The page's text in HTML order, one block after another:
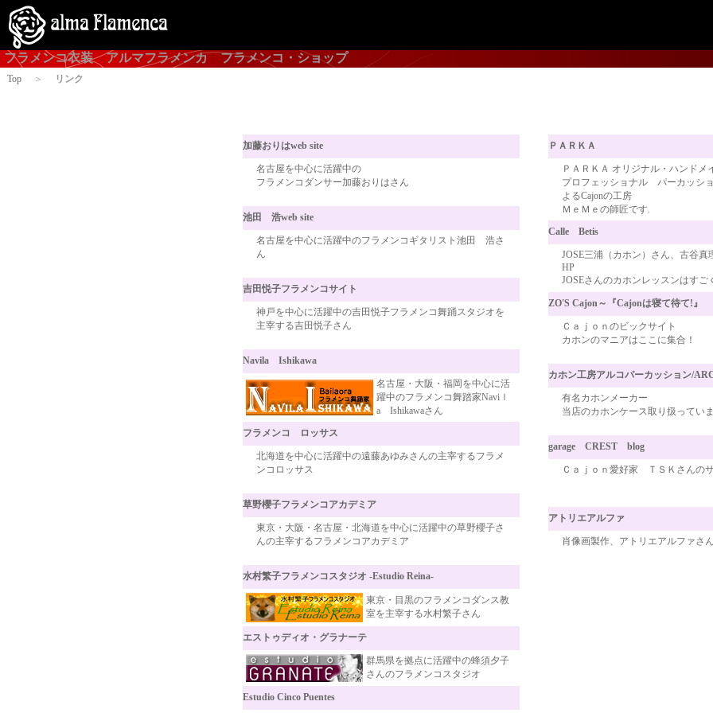
フラメンコ衣装 アルマフラメンカ フラメンコ・ショップ
Top ＞ リンク
加藤おりはweb site
名古屋を中心に活躍中の
フラメンコダンサー加藤おりはさん
池田 浩web site
名古屋を中心に活躍中のフラメンコギタリスト池田 浩さ
ん
吉田悦子フラメンコサイト
神戸を中心に活躍中の吉田悦子フラメンコ舞踊スタジオを
主宰する吉田悦子さん
Navila Ishikawa
名古屋・大阪・福岡を中心に活
躍中のフラメンコ舞踏家Naviｌ
a Ishikawaさん
フラメンコ ロッサス
北海道を中心に活躍中の遠藤あゆみさんの主宰するフラメ
ンコロッサス
草野櫻子フラメンコアカデミア
東京・大阪・名古屋・北海道を中心に活躍中の草野櫻子さ
んの主宰するフラメンコアカデミア
水村繁子フラメンコスタジオ -Estudio Reina-
東京・目黒のフラメンコダンス教
室を主宰する水村繁子さん
エストゥディオ・グラナーテ
群馬県を拠点に活躍中の蜂須夕子
さんのフラメンコスタジオ
Estudio Cinco Puentes
ＰＡＲＫＡ
ＰＡＲＫＡ オリジナル・ハンドメ
プロフェッショナル パーカッシ
よるCajonの工房
ＭｅＭｅの師匠です.
Calle Betis
JOSE三浦（カホン）さん、古谷
HP
JOSEさんのカホンレッスンはすご
ZO'S Cajon～『Cajonは寝て待て!』
Ｃａｊｏｎのビックサイト
カホンのマニアはここに集合！
カホン工房アルコパーカッション/
有名カホンメーカー
当店のカホンケース取り扱っていま
garage CREST blog
Ｃａｊｏｎ愛好家 ＴＳＫさんの
アトリエアルファ
肖像画製作、アトリエアルファさん